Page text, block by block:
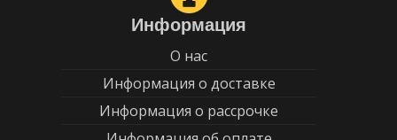
Информация
О нас
Информация о доставке
Информация о рассрочке